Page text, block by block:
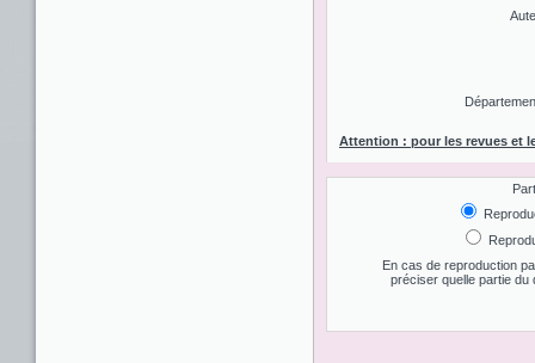
Attention : pour les revues et
En cas de reproduction
préciser quelle partie du